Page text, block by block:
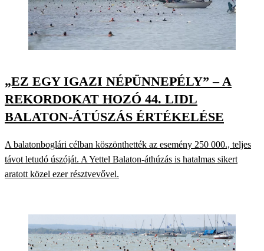
„EZ EGY IGAZI NÉPÜNNEPÉLY” – A
REKORDOKAT HOZÓ 44. LIDL
BALATON-ÁTÚSZÁS ÉRTÉKELÉSE
A balatonboglári célban köszönthették az esemény 250 000., teljes
távot letudó úszóját. A Yettel Balaton-áthúzás is hatalmas sikert
aratott közel ezer résztvevővel.